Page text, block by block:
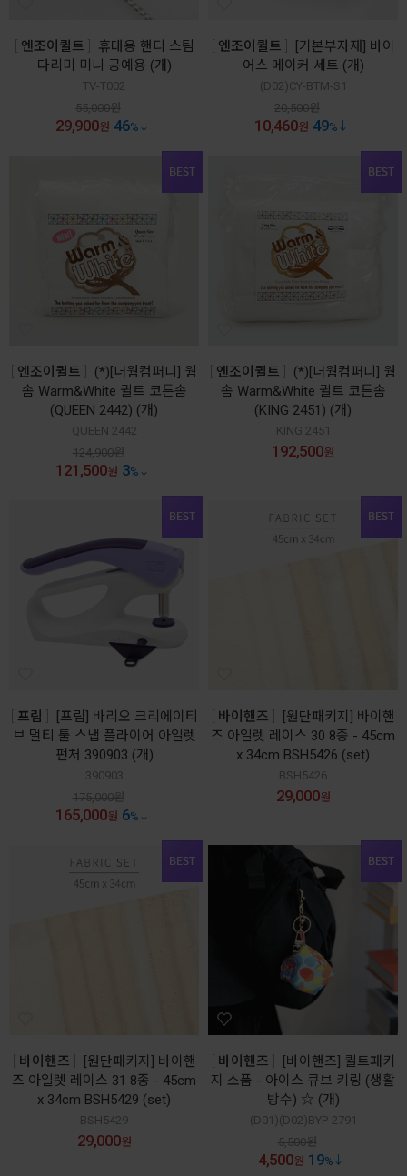
엔조이퀼트
휴대용 핸디 스팀
다리미 미니 공예용 (개)
TV-T002
55,000원
29,900원 46%
엔조이퀼트
[기본부자재] 바이
어스 메이커 세트 (개)
(D02)CY-BTM-S1
20,500원
10,460원 49%
엔조이퀼트
(*)[더웜컴퍼니] 웜
솜 Warm&White 퀼트 코튼솜
(QUEEN 2442) (개)
QUEEN 2442
124,900원
121,500원 3%
엔조이퀼트
(*)[더웜컴퍼니] 웜
솜 Warm&White 퀼트 코튼솜
(KING 2451) (개)
KING 2451
192,500원
프림
[프림] 바리오 크리에이티
브 멀티 툴 스냅 플라이어 아일렛
펀처 390903 (개)
390903
175,000원
165,000원 6%
바이핸즈
[원단패키지] 바이핸
즈 아일렛 레이스 30 8종 - 45cm
x 34cm BSH5426 (set)
BSH5426
29,000원
바이핸즈
[원단패키지] 바이핸
즈 아일렛 레이스 31 8종 - 45cm
x 34cm BSH5429 (set)
BSH5429
29,000원
바이핸즈
[바이핸즈] 퀼트패키
지 소품 - 아이스 큐브 키링 (생활
방수) ☆ (개)
(D01)(D02)BYP-2791
5,500원
4,500원 19%